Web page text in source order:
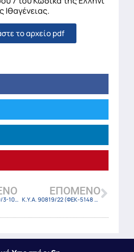
Ιθαγένειας.
το αρχείο pdf
ΥΠ.ΕΣ. 64864/ΕΓΚ.579/3-10-22
ΕΠΌΜΕΝΟ
Κ.Υ.Α. 90819/22 (ΦΕΚ-5148 Β/3-10-22)